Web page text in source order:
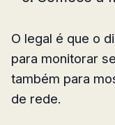
O legal é que o
para monitorar
também para
de rede.